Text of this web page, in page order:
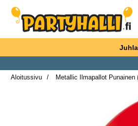
Ostoskori laajennettu Partyhallen AB
Aloitussivu
Metallic Ilmapallot Punainen